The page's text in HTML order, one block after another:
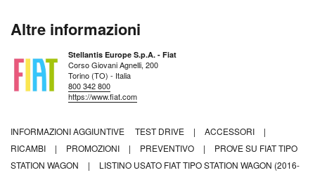
Altre informazioni
Stellantis Europe S.p.A. - Fiat
Corso Giovani Agnelli, 200
Torino (TO) - Italia
800 342 800
https://www.fiat.com
INFORMAZIONI AGGIUNTIVE TEST DRIVE | ACCESSORI
|
RICAMBI
| PROMOZIONI | PREVENTIVO |
PROVE SU FIAT TIPO
STATION WAGON
|
LISTINO USATO FIAT TIPO STATION WAGON (2016-